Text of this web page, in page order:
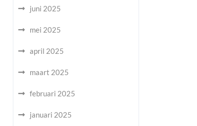
juni 2025
mei 2025
april 2025
maart 2025
februari 2025
januari 2025